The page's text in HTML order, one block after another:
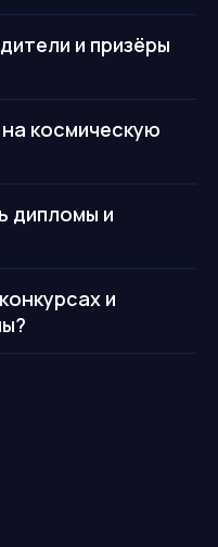
и призёры
космическую
дипломы и
и